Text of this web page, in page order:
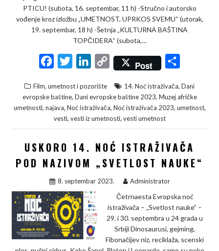
PTICU! (subota, 16. septembar, 11 h) -Stručno i autorsko
vođenje kroz izložbu „UMETNOST, UPRKOS SVEMU“ (utorak,
19. septembar, 18 h) -Šetnja „KULTURNA BAŠTINA
TOPČIDERA“ (subota,…
c
e
b
o
k
i
t
t
r
n
k
e
C
y
L
n
k
Post
a
r
Film, umetnost i pozorište 14. Noć istraživača, Dani
evropske baštine, Dani evropske baštine 2023, Muzej afričke
umetnosti, najava, Noć istraživača, Noć istraživača 2023, umetnost,
vesti, vesti iz umetnosti, vesti umetnost
USKORO 14. NOĆ ISTRAŽIVAČA
POD NAZIVOM „SVETLOST NAUKE“
8. septembar 2023. Administrator
Četrnaesta Evropska noć
istraživača – „Svetlost nauke” –
29. i 30. septembra u 24 grada u
Srbiji Dinosaurusi, gejming,
Fibonačijev niz, reciklaža, scenski